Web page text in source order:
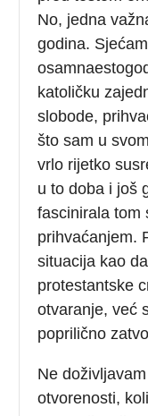
No, jedna
godina.
katoličku
slobode,
što sam u
vrlo rijetko
u to doba i još
fascinirala tom
prihvaćanjem.
situacija kao
protestantske
otvaranje, već
poprilično
Ne
otvorenosti,